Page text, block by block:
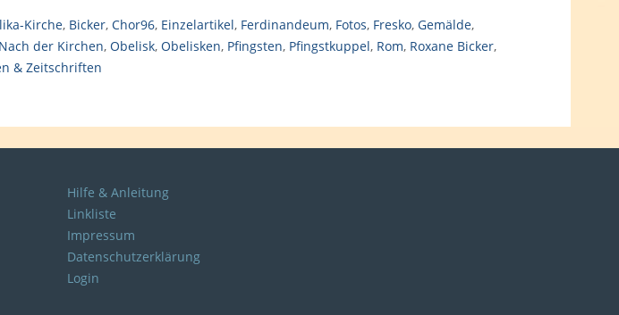
Kirche, Bicker, Chor96, Einzelartikel, Ferdinandeum, Fotos, Fresko, Gemälde,
Nach der Kirchen, Obelisk, Obelisken, Pfingsten, Pfingstkuppel, Rom, Roxane Bicker,
& Zeitschriften
Hilfe & Anleitung
Linkliste
Impressum
Datenschutzerklärung
Login